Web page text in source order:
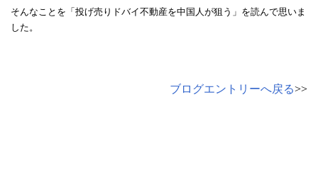
そんなことを「投げ売りドバイ不動産を中国人が狙う」を読んで思いま
した。
ブログエントリーへ戻る>>